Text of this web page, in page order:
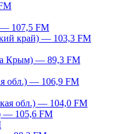
— 107,5 FM
край) — 103,3 FM
Крым) — 89,3 FM
обл.) — 106,9 FM
обл.) — 104,0 FM
— 105,6 FM